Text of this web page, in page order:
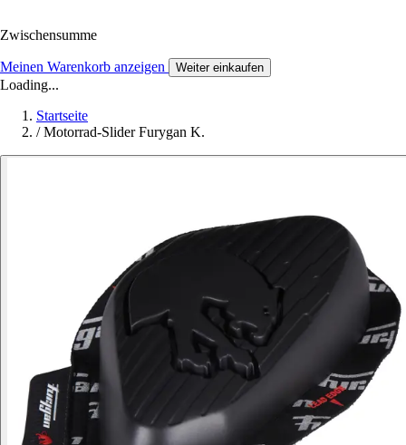
Zwischensumme
Meinen Warenkorb anzeigen Weiter einkaufen
Loading...
Startseite
/ Motorrad-Slider Furygan K.